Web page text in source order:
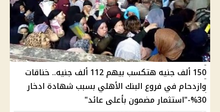
150 ألف جنيه هتكسب بيهم 112 ألف جنيه.. خناقات
وازدحام في فروع البنك الأهلي بسبب شهادة ادخار
30%-"استثمار مضمون بأعلى عائد"